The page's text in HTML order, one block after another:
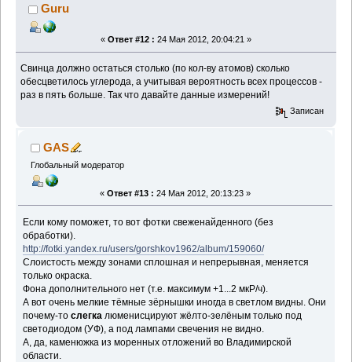
Guru
« Ответ #12 : 24 Мая 2012, 20:04:21 »
Свинца должно остаться столько (по кол-ву атомов) сколько
обесцветилось углерода, а учитывая вероятность всех процессов -
раз в пять больше. Так что давайте данные измерений!
Записан
GAS
Глобальный модератор
« Ответ #13 : 24 Мая 2012, 20:13:23 »
Если кому поможет, то вот фотки свеженайденного (без
обработки).
http://fotki.yandex.ru/users/gorshkov1962/album/159060/
Слоистость между зонами сплошная и непрерывная, меняется
только окраска.
Фона дополнительного нет (т.е. максимум +1...2 мкР/ч).
А вот очень мелкие тёмные зёрнышки иногда в светлом видны. Они
почему-тослегка люменисцируют жёлто-зелёным только под
светодиодом (УФ), а под лампами свечения не видно.
А, да, каменюжка из моренных отложений во Владимирской
области.